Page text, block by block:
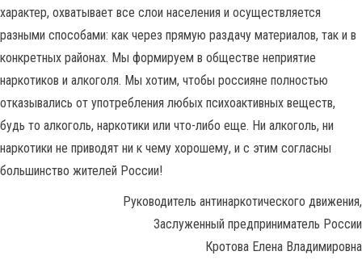
характер, охватывает все слои населения и осуществляется
разными способами: как через прямую раздачу материалов, так и в
конкретных районах. Мы формируем в обществе неприятие
наркотиков и алкоголя. Мы хотим, чтобы россияне полностью
отказывались от употребления любых психоактивных веществ,
будь то алкоголь, наркотики или что-либо еще. Ни алкоголь, ни
наркотики не приводят ни к чему хорошему, и с этим согласны
большинство жителей России!
Руководитель антинаркотического движения,
Заслуженный предприниматель России
Кротова Елена Владимировна